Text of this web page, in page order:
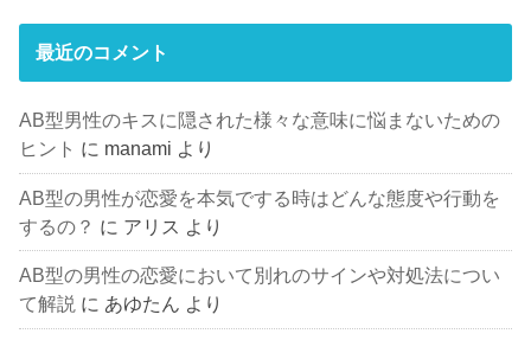
最近のコメント
AB型男性のキスに隠された様々な意味に悩まないための
ヒント に manami より
AB型の男性が恋愛を本気でする時はどんな態度や行動を
するの？ に アリス より
AB型の男性の恋愛において別れのサインや対処法につい
て解説 に あゆたん より